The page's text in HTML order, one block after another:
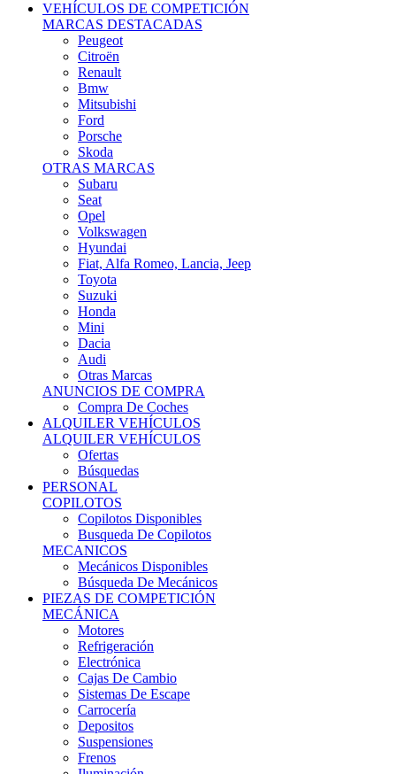
VEHÍCULOS DE COMPETICIÓN
MARCAS DESTACADAS
Peugeot
Citroën
Renault
Bmw
Mitsubishi
Ford
Porsche
Skoda
OTRAS MARCAS
Subaru
Seat
Opel
Volkswagen
Hyundai
Fiat, Alfa Romeo, Lancia, Jeep
Toyota
Suzuki
Honda
Mini
Dacia
Audi
Otras Marcas
ANUNCIOS DE COMPRA
Compra De Coches
ALQUILER VEHÍCULOS
ALQUILER VEHÍCULOS
Ofertas
Búsquedas
PERSONAL
COPILOTOS
Copilotos Disponibles
Busqueda De Copilotos
MECANICOS
Mecánicos Disponibles
Búsqueda De Mecánicos
PIEZAS DE COMPETICIÓN
MECÁNICA
Motores
Refrigeración
Electrónica
Cajas De Cambio
Sistemas De Escape
Carrocería
Depositos
Suspensiones
Frenos